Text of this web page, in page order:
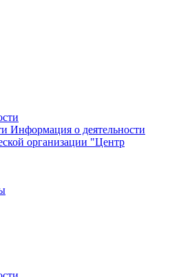
Информация о деятельности
организации "Центр